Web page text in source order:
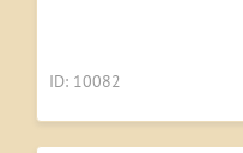
ID: 10082